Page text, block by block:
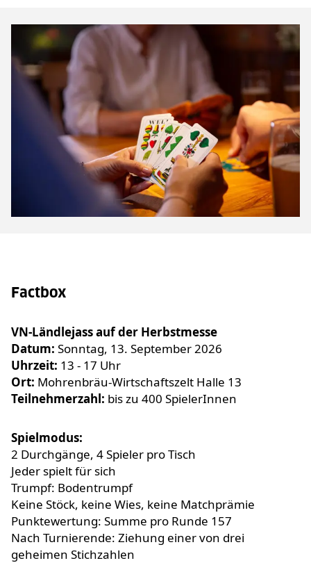
Factbox
VN-Ländlejass auf der Herbstmesse
Datum: Sonntag, 13. September 2026
Uhrzeit: 13 - 17 Uhr
Ort: Mohrenbräu-Wirtschaftszelt Halle 13
Teilnehmerzahl: bis zu 400 SpielerInnen
Spielmodus:
2 Durchgänge, 4 Spieler pro Tisch
Jeder spielt für sich
Trumpf: Bodentrumpf
Keine Stöck, keine Wies, keine Matchprämie
Punktewertung: Summe pro Runde 157
Nach Turnierende: Ziehung einer von drei
geheimen Stichzahlen